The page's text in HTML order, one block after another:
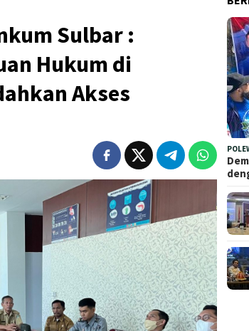
Sulbar :
Hukum di
Akses